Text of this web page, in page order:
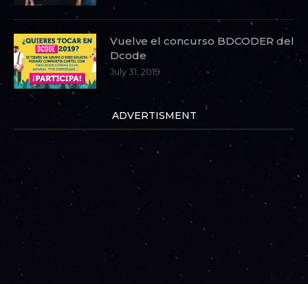
Vuelve el concurso BDCODER del
Dcode
July 31, 2019
ADVERTISMENT